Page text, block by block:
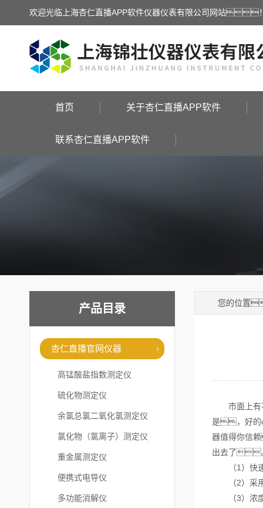
欢迎光临上海杏仁直播APP软件仪器仪表有限公司网站
首页 关于杏仁直播APP软件
联系杏仁直播APP软件
产品目录
杏仁直播官网仪器
高锰酸盐指数测定仪
硫化物测定仪
余氯总氯二氧化氯测定仪
氯化物（氯离子）测定仪
重金属测定仪
便携式电导仪
多功能消解仪
您的位置
市面上有
是，好的
器值得你信
出去了
（1）快
（2）采用
（3）浓度